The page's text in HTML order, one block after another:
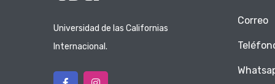
Universidad de las Californias
Internacional.
Correo